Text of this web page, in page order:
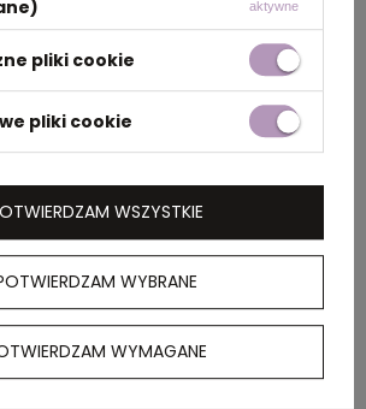
49 x 50 x 40 cm
6,3 kg
aktywne
pliki cookie
pliki cookie
WYBRANE
WYMAGANE
WSZYSTKIE